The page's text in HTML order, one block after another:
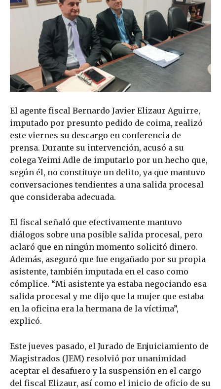
El agente fiscal Bernardo Javier Elizaur Aguirre,
imputado por presunto pedido de coima, realizó
este viernes su descargo en conferencia de
prensa. Durante su intervención, acusó a su
colega Yeimi Adle de imputarlo por un hecho que,
según él, no constituye un delito, ya que mantuvo
conversaciones tendientes a una salida procesal
que consideraba adecuada.
El fiscal señaló que efectivamente mantuvo
diálogos sobre una posible salida procesal, pero
aclaró que en ningún momento solicitó dinero.
Además, aseguró que fue engañado por su propia
asistente, también imputada en el caso como
cómplice. “Mi asistente ya estaba negociando esa
salida procesal y me dijo que la mujer que estaba
en la oficina era la hermana de la víctima”,
explicó.
Este jueves pasado, el Jurado de Enjuiciamiento de
Magistrados (JEM) resolvió por unanimidad
aceptar el desafuero y la suspensión en el cargo
del fiscal Elizaur, así como el inicio de oficio de su